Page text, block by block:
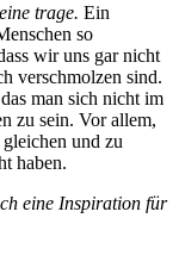
trage. Ein
so
wir uns gar nicht
verschmolzen sind.
man sich nicht im
zu sein. Vor allem,
und zu
haben.
eine Inspiration für